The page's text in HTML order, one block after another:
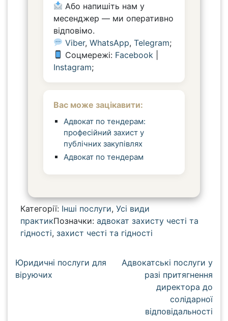
Або напишіть нам у
месенджер — ми оперативно
відповімо.
Viber,WhatsApp,Telegram;
Соцмережі: Facebook
Instagram;
Вас може зацікавити:
Адвокат по тендерам:
професійний захист у
публічних закупівлях
Адвокат по тендерам
Категорії: Інші послуги, Усі види
практикПозначки: адвокат захисту честі та
гідності, захист честі та гідності
Н
а
Юридичні послуги для
віруючих
Адвокатські послуги у
разі притягнення
директора до
солідарної
відповідальності